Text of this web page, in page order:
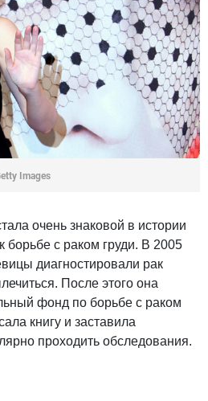
Images
очень знаковой в истории
борьбе с раком груди. В 2005
диагностировали рак
После этого она
фонд по борьбе с раком
книгу и заставила
проходить обследования.